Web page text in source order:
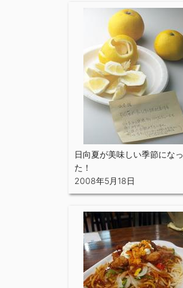
日向夏が美味しい季節になっ
た！
2008年5月18日